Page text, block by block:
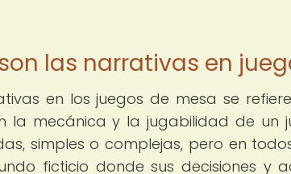
las narrativas en
en los juegos de mesa se
la mecánica y la jugabilidad de un
simples o complejas, pero en
ficticio donde sus decisiones y